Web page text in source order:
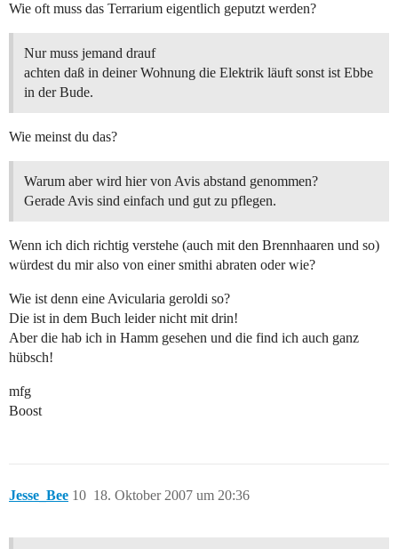
Wie oft muss das Terrarium eigentlich geputzt werden?
Nur muss jemand drauf
achten daß in deiner Wohnung die Elektrik läuft sonst ist Ebbe
in der Bude.
Wie meinst du das?
Warum aber wird hier von Avis abstand genommen?
Gerade Avis sind einfach und gut zu pflegen.
Wenn ich dich richtig verstehe (auch mit den Brennhaaren und so)
würdest du mir also von einer smithi abraten oder wie?
Wie ist denn eine Avicularia geroldi so?
Die ist in dem Buch leider nicht mit drin!
Aber die hab ich in Hamm gesehen und die find ich auch ganz
hübsch!
mfg
Boost
Jesse_Bee 18. Oktober 2007 um 20:36
10